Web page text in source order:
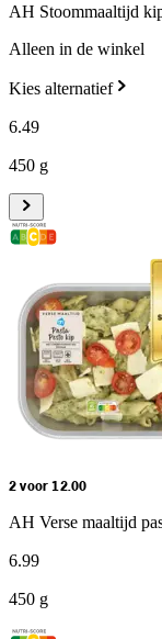
AH Stoommaaltijd
Alleen in de winkel
Kies alternatief
6.49
450 g
2 voor 12.00
AH Verse maaltijd
6.99
450 g